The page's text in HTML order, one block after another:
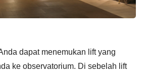
dapat menemukan lift yang
ke observatorium. Di sebelah lift